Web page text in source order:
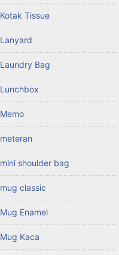
Kotak Tissue
Lanyard
Laundry Bag
Lunchbox
Memo
meteran
mini shoulder bag
mug classic
Mug Enamel
Mug Kaca